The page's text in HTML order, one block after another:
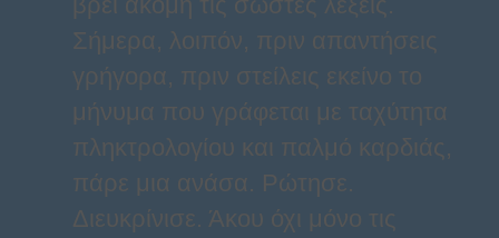
Σήμερα, λοιπόν, πριν απαντήσεις
γρήγορα, πριν στείλεις εκείνο το
μήνυμα που γράφεται με ταχύτητα
πληκτρολογίου και παλμό καρδιάς,
πάρε μια ανάσα. Ρώτησε.
Διευκρίνισε. Άκου όχι μόνο τις